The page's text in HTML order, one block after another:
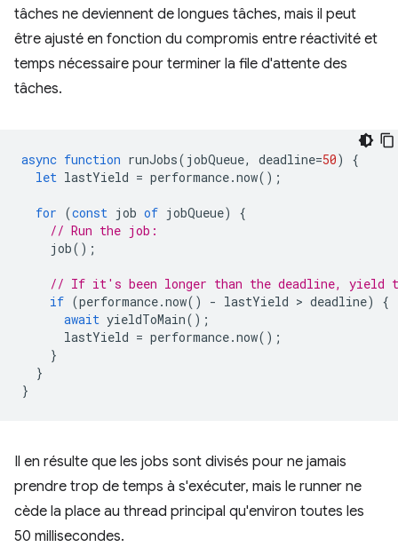
tâches ne deviennent de longues tâches, mais il peut
être ajusté en fonction du compromis entre réactivité et
temps nécessaire pour terminer la file d'attente des
tâches.
async function runJobs( jobQueue, deadline=50)
{
let lastYield = performance.now();
for (const job of jobQueue)
{
// Run the job:
job();
// If it's been longer than the deadline, yield
if (performance.now() - lastYield > deadline)
{
await yieldToMain();
lastYield = performance.now();
}
}
}
Il en résulte que les jobs sont divisés pour ne jamais
prendre trop de temps à s'exécuter, mais le runner ne
cède la place au thread principal qu'environ toutes les
50 millisecondes.